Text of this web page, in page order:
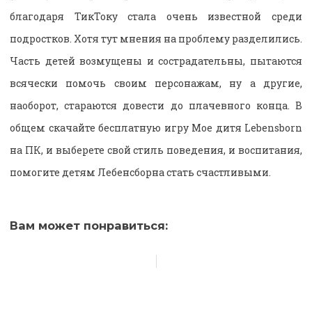
благодаря ТикТоку стала очень известной среди
подростков. Хотя тут мнения на проблему разделились.
Часть детей возмущены и сострадательны, пытаются
всячески помочь своим персонажам, ну а другие,
наоборот, стараются довести до плачевного конца. В
общем скачайте бесплатную игру Мое дитя Lebensborn
на ПК, и выберете свой стиль поведения, и воспитания,
помогите детям Лебенсборна стать счастливыми.
Вам может понравиться: